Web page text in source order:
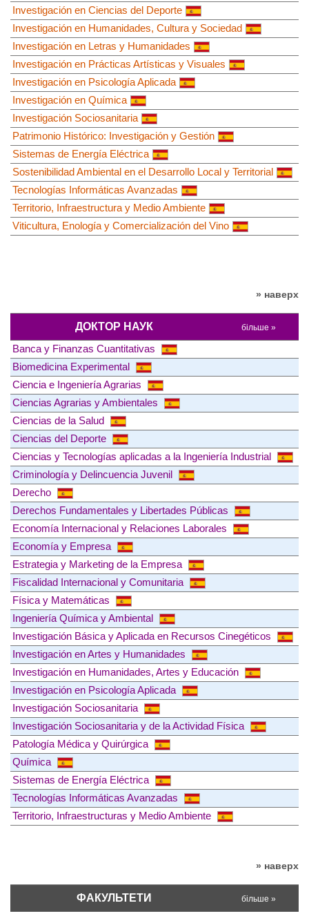
Investigación en Ciencias del Deporte
Investigación en Humanidades, Cultura y Sociedad
Investigación en Letras y Humanidades
Investigación en Prácticas Artísticas y Visuales
Investigación en Psicología Aplicada
Investigación en Química
Investigación Sociosanitaria
Patrimonio Histórico: Investigación y Gestión
Sistemas de Energía Eléctrica
Sostenibilidad Ambiental en el Desarrollo Local y Territorial
Tecnologías Informáticas Avanzadas
Territorio, Infraestructura y Medio Ambiente
Viticultura, Enología y Comercialización del Vino
» наверх
ДОКТОР НАУК більше »
Banca y Finanzas Cuantitativas
Biomedicina Experimental
Ciencia e Ingeniería Agrarias
Ciencias Agrarias y Ambientales
Ciencias de la Salud
Ciencias del Deporte
Ciencias y Tecnologías aplicadas a la Ingeniería Industrial
Criminología y Delincuencia Juvenil
Derecho
Derechos Fundamentales y Libertades Públicas
Economía Internacional y Relaciones Laborales
Economía y Empresa
Estrategia y Marketing de la Empresa
Fiscalidad Internacional y Comunitaria
Física y Matemáticas
Ingeniería Química y Ambiental
Investigación Básica y Aplicada en Recursos Cinegéticos
Investigación en Artes y Humanidades
Investigación en Humanidades, Artes y Educación
Investigación en Psicología Aplicada
Investigación Sociosanitaria
Investigación Sociosanitaria y de la Actividad Física
Patología Médica y Quirúrgica
Química
Sistemas de Energía Eléctrica
Tecnologías Informáticas Avanzadas
Territorio, Infraestructuras y Medio Ambiente
» наверх
ФАКУЛЬТЕТИ більше »